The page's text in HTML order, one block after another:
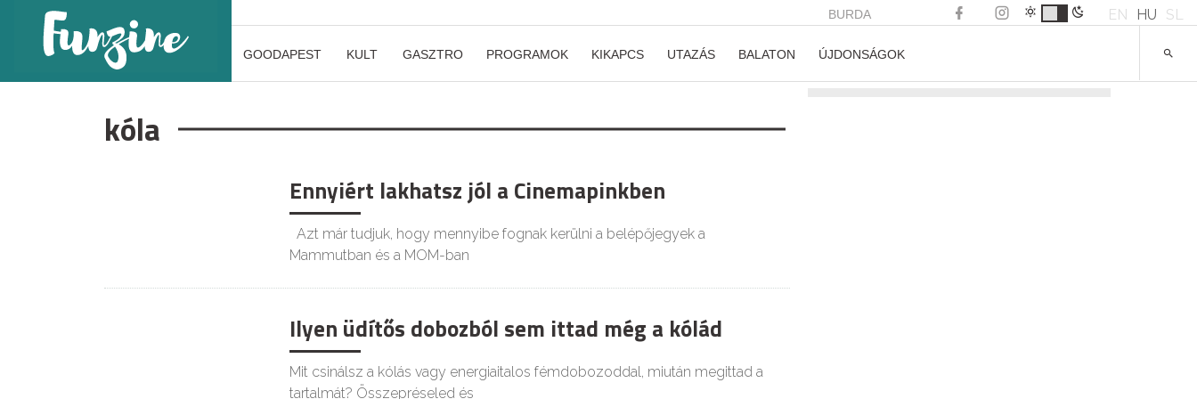
BURDA EN HU SL
GOODAPEST KULT GASZTRO PROGRAMOK KIKAPCS UTAZÁS BALATON ÚJDONSÁGOK
kóla
Ennyiért lakhatsz jól a Cinemapinkben
Azt már tudjuk, hogy mennyibe fognak kerülni a belépőjegyek a
Mammutban és a MOM-ban
Ilyen üdítős dobozból sem ittad még a kólád
Mit csinálsz a kólás vagy energiaitalos fémdobozoddal, miután megittad a
tartalmát? Összepréseled és